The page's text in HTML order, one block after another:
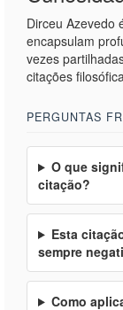
Dirceu Azevedo
encapsulam
vezes
citações
PERGUNTAS
O que
citação?
Esta
sempre
Como